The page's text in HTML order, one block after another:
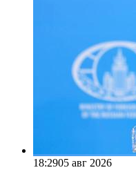
18:2905 авг 2026